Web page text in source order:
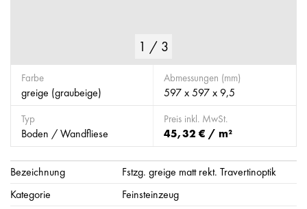
1 / 3
Farbe
greige (graubeige)
Abmessungen (mm)
597 x 597 x 9,5
Typ
Boden / Wandfliese
Preis inkl. MwSt.
45,32 € / m²
Bezeichnung
Fstzg. greige matt rekt. Travertinoptik
Kategorie
Feinsteinzeug